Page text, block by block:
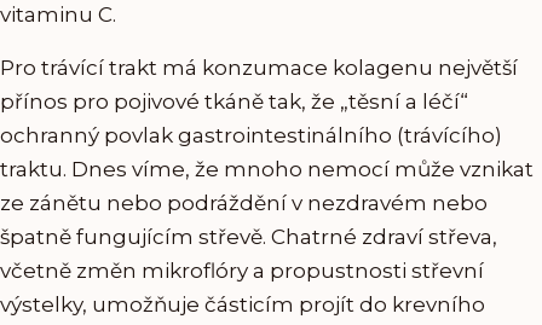
vitaminu C.
Pro trávící trakt má konzumace kolagenu největší
přínos pro pojivové tkáně tak, že „těsní a léčí“
ochranný povlak gastrointestinálního (trávícího)
traktu. Dnes víme, že mnoho nemocí může vznikat
ze zánětu nebo podráždění v nezdravém nebo
špatně fungujícím střevě. Chatrné zdraví střeva,
včetně změn mikroflóry a propustnosti střevní
výstelky, umožňuje částicím projít do krevního